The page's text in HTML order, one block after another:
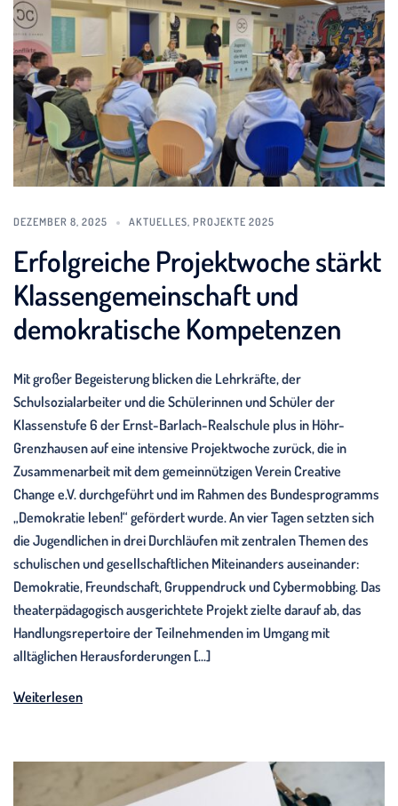
DEZEMBER 8, 2025 AKTUELLES, PROJEKTE 2025
Erfolgreiche Projektwoche stärkt
Klassengemeinschaft und
demokratische Kompetenzen
Mit großer Begeisterung blicken die Lehrkräfte, der
Schulsozialarbeiter und die Schülerinnen und Schüler der
Klassenstufe 6 der Ernst-Barlach-Realschule plus in Höhr-
Grenzhausen auf eine intensive Projektwoche zurück, die in
Zusammenarbeit mit dem gemeinnützigen Verein Creative
Change e.V. durchgeführt und im Rahmen des Bundesprogramms
„Demokratie leben!“ gefördert wurde. An vier Tagen setzten sich
die Jugendlichen in drei Durchläufen mit zentralen Themen des
schulischen und gesellschaftlichen Miteinanders auseinander:
Demokratie, Freundschaft, Gruppendruck und Cybermobbing. Das
theaterpädagogisch ausgerichtete Projekt zielte darauf ab, das
Handlungsrepertoire der Teilnehmenden im Umgang mit
alltäglichen Herausforderungen […]
Weiterlesen